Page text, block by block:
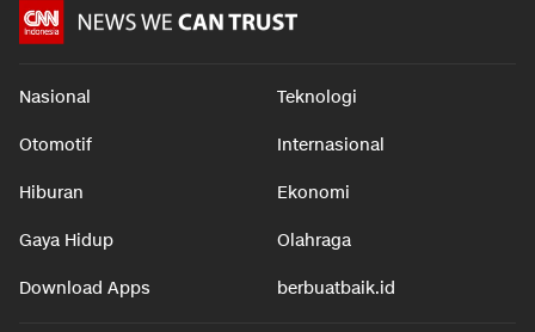
Nasional Teknologi
Otomotif Internasional
Hiburan Ekonomi
Gaya Hidup Olahraga
Download Apps berbuatbaik.id